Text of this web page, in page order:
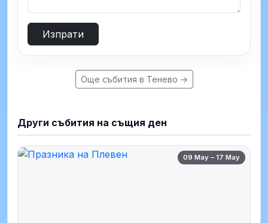
Изпрати
Още събития в Тенево →
Други събития на същия ден
09 May – 17 May